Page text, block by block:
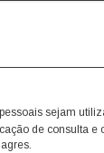
sejam
de consulta e